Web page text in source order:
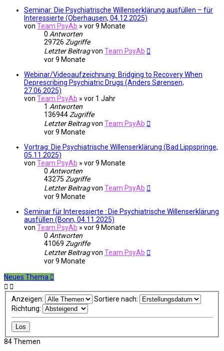
Seminar: Die Psychiatrische Willenserklärung ausfüllen – für
Interessierte (Oberhausen, 04.12.2025)
von Team PsyAb » vor 9 Monate
0 Antworten
29726 Zugriffe
Letzter Beitragvon Team PsyAb
vor 9 Monate
Webinar/Videoaufzeichnung: Bridging to Recovery When
Deprescribing Psychiatric Drugs (Anders Sørensen,
27.06.2025)
von Team PsyAb » vor 1 Jahr
1 Antworten
136944 Zugriffe
Letzter Beitragvon Team PsyAb
vor 9 Monate
Vortrag: Die Psychiatrische Willenserklärung (Bad Lippspringe,
05.11.2025)
von Team PsyAb » vor 9 Monate
0 Antworten
43275 Zugriffe
Letzter Beitragvon Team PsyAb
vor 9 Monate
Seminar für Interessierte : Die Psychiatrische Willenserklärung
ausfüllen (Bonn, 04.11.2025)
von Team PsyAb » vor 9 Monate
0 Antworten
41069 Zugriffe
Letzter Beitragvon Team PsyAb
vor 9 Monate
Neues Thema
Anzeigen:
Sortiere nach:
Richtung:
84 Themen